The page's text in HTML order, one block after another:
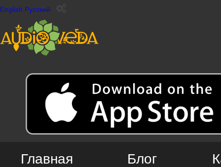
English Русский
Главная Блог